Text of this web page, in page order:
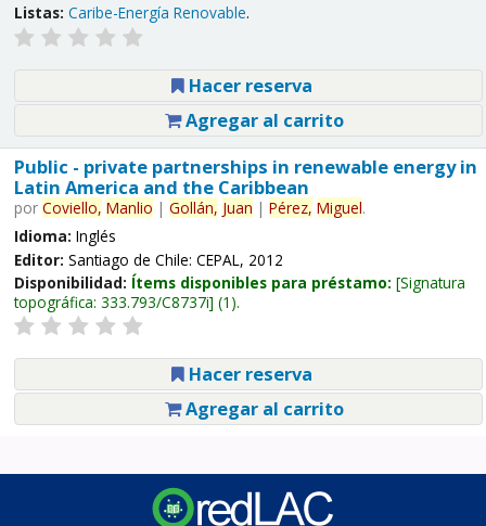
Listas: Caribe-Energía Renovable.
Hacer reserva
Agregar al carrito
Public - private partnerships in renewable energy in
Latin America and the Caribbean
por Coviello, Manlio | Gollán, Juan | Pérez, Miguel.
Idioma: Inglés
Editor: Santiago de Chile: CEPAL, 2012
Disponibilidad: Ítems disponibles para préstamo: Signatura
topográfica: 333.793/C8737i (1).
Hacer reserva
Agregar al carrito